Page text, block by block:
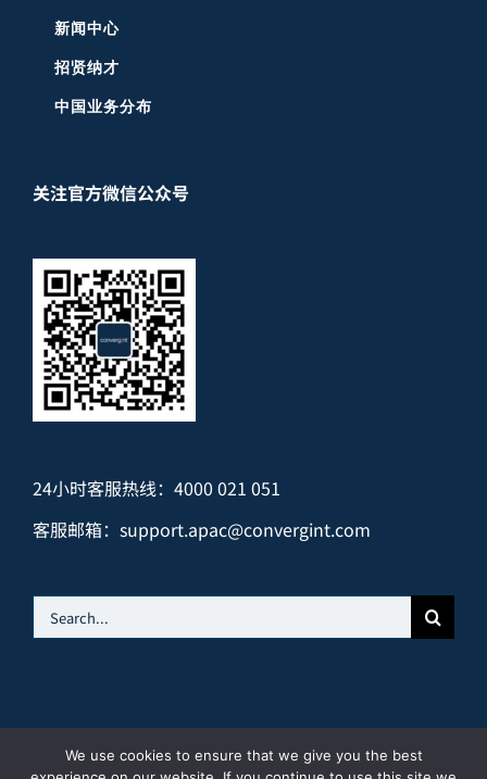
新闻中心
招贤纳才
中国业务分布
关注官方微信公众号
24小时客服热线：4000 021 051
客服邮箱： support.apac@convergint.com
Search
for:
© 2024 中以联科电子安装工程（北京）有限公司 |京ICP备
We use cookies to ensure that we give you the best